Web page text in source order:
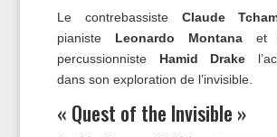
Le contrebassiste Claude
pianiste Leonardo Montanaet
percussionniste Hamid Drake
dans son exploration de l’invisible.
« Quest of the Invisible »